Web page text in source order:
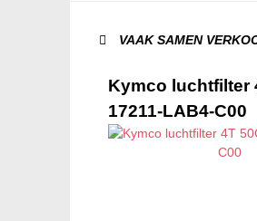
Boatian BT49QT-12/
Boatian BT49QT-9/
Daelim Besbi 125 AIR 4T
Daelim Delfino 125 AIR
Flex Tech Cityliner 50
VAAK SAMEN
Kymco luchtfilter
17211-LAB4-C00